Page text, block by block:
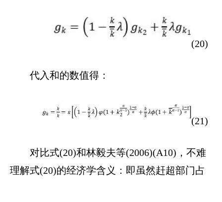
(20)
代入和的数值得：
(21)
对比式(20)和林毅夫等(2006)(A10)，不难
理解式(20)的经济学含义：即虽然赶超部门占